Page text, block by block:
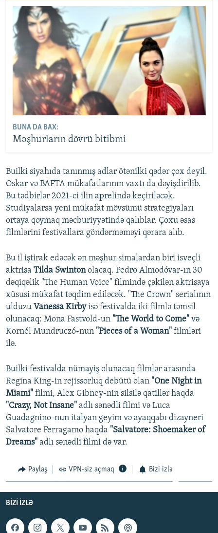
BUNA DA BAX:
Məşhurların dövrü bitibmi
Builki siyahıda tanınmış adlar ötənilki qədər çox deyil.
Oskar və BAFTA mükafatlarının vaxtı da dəyişdirilib.
Bu tədbirlər 2021-ci ilin aprelində keçiriləcək.
Studiyalarsa yeni mükafat mövsümü strategiyaları
ortaya qoymaq məcburiyyətində qalıblar. Çoxu əsas
filmlərini festivallara göndərməməyi qərara alıb.
Bu il iştirak edəcək ən məşhur simalardan biri isveçli
aktrisa Tilda Swintonolacaq. Pedro Almodóvar-ın 30
dəqiqəlik "The Human Voice" filmində çəkilən aktrisaya
xüsusi mükafat təqdim ediləcək. "The Crown" serialının
ulduzu Vanessa Kirbyisə festivalda iki filmlə təmsil
olunacaq: Mona Fastvold-un "The World to Come" və
Kornél Mundruczó-nun "Pieces of a Woman" filmləri
ilə.
Builki festivalda nümayiş olunacaq filmlər arasında
Regina King-in rejissorluq debütü olan "One Night in
Miami" filmi, Alex Gibney-nin silsilə qatillər haqda
"Crazy, Not Insane" adlı sənədli filmi və Luca
Guadagnino-nun italyan geyim və ayaqqabı dizayneri
Salvatore Ferragamo haqda "Salvatore: Shoemaker of
Dreams" adlı sənədli filmi də var.
Paylaş VPN-siz açmaq Bizi izlə
BIZI IZLƏ